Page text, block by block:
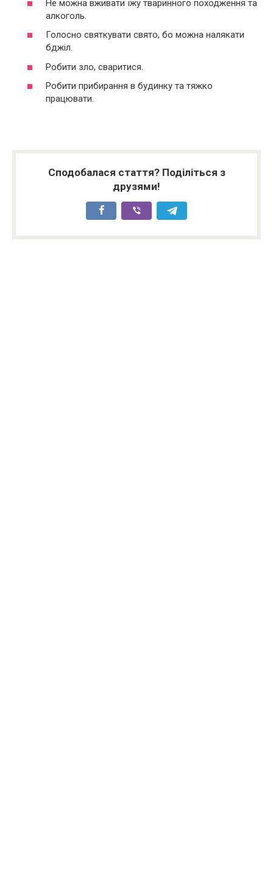
Не можна вживати їжу тваринного походження та
алкоголь.
Голосно святкувати свято, бо можна налякати
бджіл.
Робити зло, сваритися.
Робити прибирання в будинку та тяжко
працювати.
Сподобалася стаття? Поділіться з
друзями!